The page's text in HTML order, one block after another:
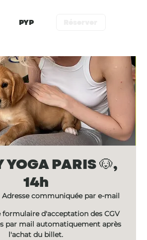
PYP
YOGA PARIS 🐶,
14h
Adresse communiquée par e-mail
formulaire d'acceptation des CGV
par mail automatiquement après
l'achat du billet.